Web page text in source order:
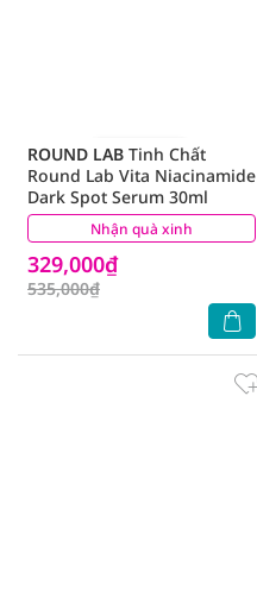
Nhận quà xinh
ROUND LAB Tinh Chất
Round Lab Vita Niacinamide
Dark Spot Serum 30ml
329,000₫
535,000₫
(0)